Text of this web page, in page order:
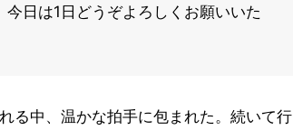
日は1日どうぞよろしくお願いいた
る中、温かな拍手に包まれた。続いて行